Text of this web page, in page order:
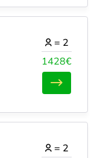
1428€
= 2
= 2